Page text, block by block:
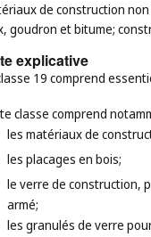
de construction
goudron et bitume;
explicative
19 comprend
classe comprend
les matériaux de
les placages en bois;
le verre de construction,
armé;
les granulés de verre